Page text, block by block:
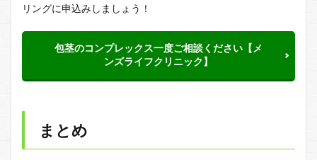
リングに申込みしましょう！
包茎のコンプレックス一度ご相談ください【メ
ンズライフクリニック】
まとめ